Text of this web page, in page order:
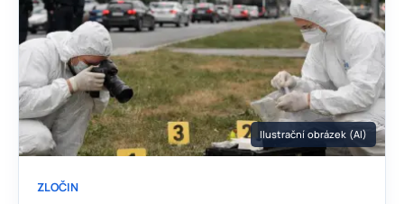
Ilustrační obrázek (AI)
ZLOČIN